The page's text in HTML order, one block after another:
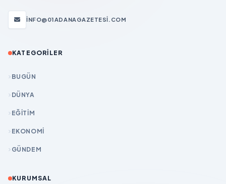
INFO@01ADANAGAZETESI.COM
KATEGORILER
BUGÜN
DÜNYA
EĞİTİM
EKONOMİ
GÜNDEM
KURUMSAL